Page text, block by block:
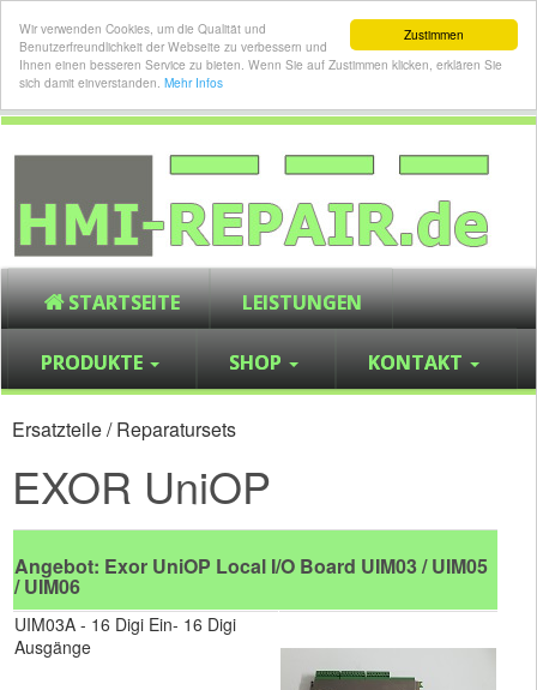
Zustimmen
Wir verwenden Cookies, um die Qualität und
Benutzerfreundlichkeit der Webseite zu verbessern und
Ihnen einen besseren Service zu bieten. Wenn Sie auf Zustimmen klicken, erklären Sie
sich damit einverstanden. Mehr Infos
STARTSEITE LEISTUNGEN
PRODUKTE SHOP KONTAKT
Ersatzteile / Reparatursets
EXOR UniOP
Angebot: Exor UniOP Local I/O Board UIM03 / UIM05
/ UIM06
UIM03A - 16 Digi Ein- 16 Digi
Ausgänge